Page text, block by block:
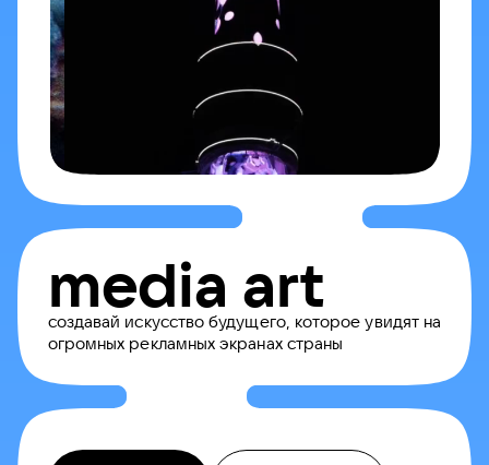
media art
создавай искусство будущего, которое увидят на
огромных рекламных экранах страны